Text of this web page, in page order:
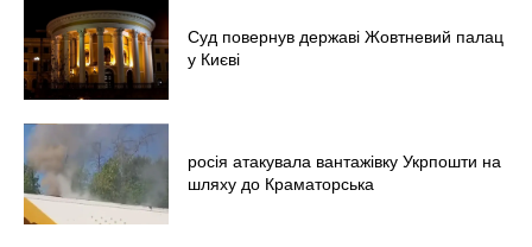
Економіка
Політика
Світ
Війна
Суд повернув державі Жовтневий палац
у Києві
росія атакувала вантажівку Укрпошти на
шляху до Краматорська